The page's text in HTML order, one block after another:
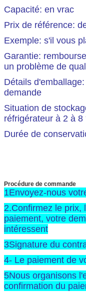
Capacité: en vrac
Prix de référence:
Exemple: s'il vous
Garantie:
un problème de
Détails
demande
Situation de
réfrigérateur à 2 à 8
Durée de
Procédure de commande
1Envoyez-nous
2.Confirmez le prix,
paiement, votre
intéressent
3Signature du
4- Le paiement de
5Nous organisons
confirmation du